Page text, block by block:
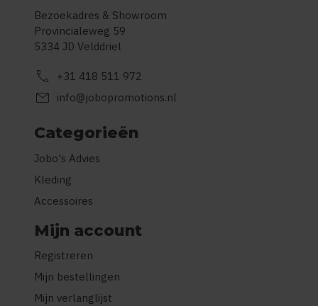
Bezoekadres & Showroom
Provincialeweg 59
5334 JD Velddriel
call +31 418 511 972
mail info@jobopromotions.nl
Categorieën
Jobo's Advies
Kleding
Accessoires
Mijn account
Registreren
Mijn bestellingen
Mijn verlanglijst